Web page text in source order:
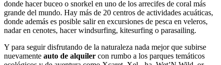
donde hacer buceo o snorkel en uno de los arrecifes de coral más
grande del mundo. Hay más de 20 centros de actividades acuáticas,
donde además es posible salir en excursiones de pesca en veleros,
nadar en cenotes, hacer windsurfing, kitesurfing o parasailing.
Y para seguir disfrutando de la naturaleza nada mejor que subirse
nuevamente auto de alquiler con rumbo a los parques temáticos